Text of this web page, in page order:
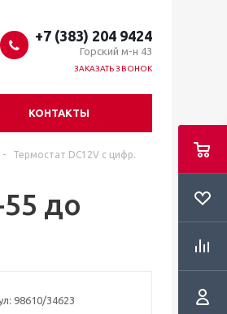
+7 (383) 204 9424
Горский м-н 43
ЗАКАЗАТЬ ЗВОНОК
КОНТАКТЫ
-
Термостат DC12V с цифр.
до
98610/34623